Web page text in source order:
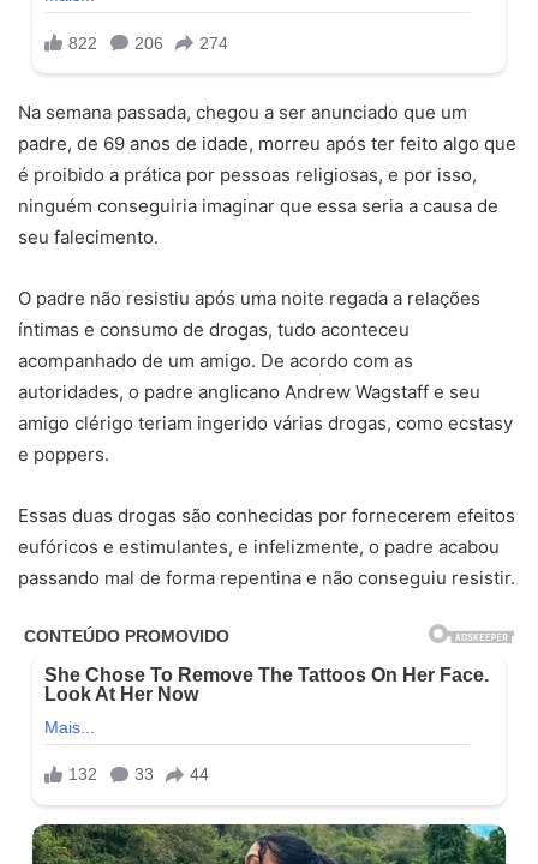
Na semana passada, chegou a ser anunciado que um
padre, de 69 anos de idade, morreu após ter feito algo que
é proibido a prática por pessoas religiosas, e por isso,
ninguém conseguiria imaginar que essa seria a causa de
seu falecimento.
O padre não resistiu após uma noite regada a relações
íntimas e consumo de drogas, tudo aconteceu
acompanhado de um amigo. De acordo com as
autoridades, o padre anglicano Andrew Wagstaff e seu
amigo clérigo teriam ingerido várias drogas, como ecstasy
e poppers.
Essas duas drogas são conhecidas por fornecerem efeitos
eufóricos e estimulantes, e infelizmente, o padre acabou
passando mal de forma repentina e não conseguiu resistir.